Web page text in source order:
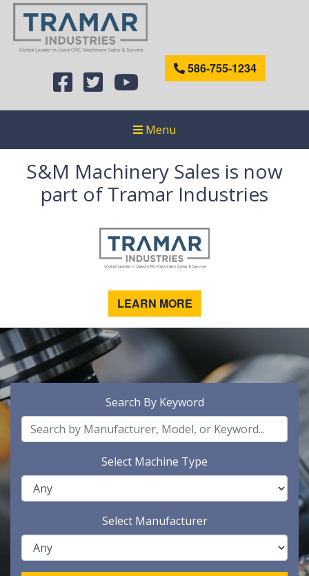
586-755-1234
Menu
S&M Machinery Sales is now
part of Tramar Industries
LEARN MORE
Search By Keyword
Select Machine Type
Select Manufacturer